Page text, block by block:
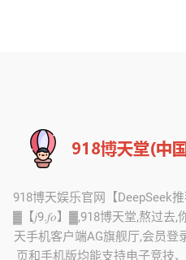
918博天娱乐官网【DeepSeek
▓【𝑗9.𝑓𝑜】▓,918博天堂,熬过去,
天手机客户端AG旗舰厅,会员登
页和手机版均能支持电子竞技